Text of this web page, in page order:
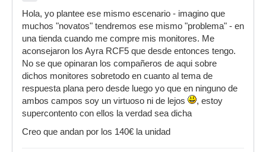
Hola, yo plantee ese mismo escenario - imagino que
muchos "novatos" tendremos ese mismo "problema" - en
una tienda cuando me compre mis monitores. Me
aconsejaron los Ayra RCF5 que desde entonces tengo.
No se que opinaran los compañeros de aqui sobre
dichos monitores sobretodo en cuanto al tema de
respuesta plana pero desde luego yo que en ninguno de
ambos campos soy un virtuoso ni de lejos
, estoy
supercontento con ellos la verdad sea dicha
Creo que andan por los 140€ la unidad